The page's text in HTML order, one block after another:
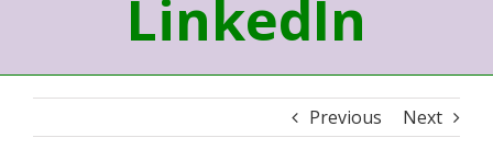
LinkedIn
Previous Next